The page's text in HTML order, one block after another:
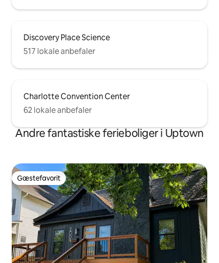
Discovery Place Science
517 lokale anbefaler
Charlotte Convention Center
62 lokale anbefaler
Andre fantastiske ferieboliger i Uptown
Gæstefavorit
Gæstefavorit